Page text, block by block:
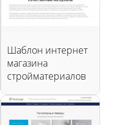
Шаблон интернет
магазина
стройматериалов